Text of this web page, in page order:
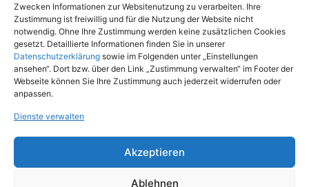
Zwecken Informationen zur Websitenutzung zu verarbeiten. Ihre
Zustimmung ist freiwillig und für die Nutzung der Website nicht
notwendig. Ohne Ihre Zustimmung werden keine zusätzlichen Cookies
gesetzt. Detaillierte Informationen finden Sie in unserer
Datenschutzerklärung sowie im Folgenden unter „Einstellungen
ansehen“. Dort bzw. über den Link „Zustimmung verwalten“ im Footer der
Webseite können Sie Ihre Zustimmung auch jederzeit widerrufen oder
anpassen.
Dienste verwalten
Akzeptieren
Ablehnen
Rahmen der Übergangsmaßnahme bei den
versicherungstechnischen Rückstellungen: dieser lag bei den
meisten Lebensversicherern im Jahr 2024 bei null und reduzierte
sich damit von 32,8 Mrd. Euro im Jahr 2023 auf lediglich 0,3 Mrd.
Euro. Die aufsichtsrechtliche Solvenzquote verringerte sich
infolgedessen im Durchschnitt der bewerteten Lebensversicherer
um rund 190-Prozentpunkte auf 381,2 % im Jahr 2024. Die Netto-
Solvenzquote (ohne Übergangsmaßnahmen und
nahezu unverändert gegenüber dem Vorjahreswert von 340,6 %.